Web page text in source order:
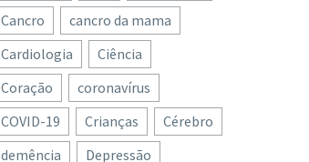
Cancro
cancro da mama
Cardiologia
Ciência
Coração
coronavírus
COVID-19
Crianças
Cérebro
demência
Depressão